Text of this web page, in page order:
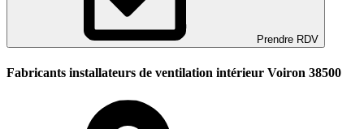
Prendre RDV
Fabricants installateurs de ventilation intérieur Voiron 38500